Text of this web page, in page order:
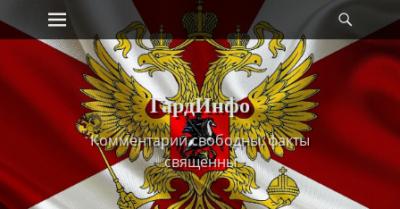
Skip
content
Primary Menu
ГардИнфо
Комментарии свободны, факты
священны